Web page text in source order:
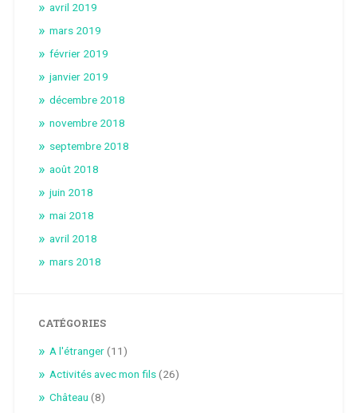
avril 2019
mars 2019
février 2019
janvier 2019
décembre 2018
novembre 2018
septembre 2018
août 2018
juin 2018
mai 2018
avril 2018
mars 2018
CATÉGORIES
A l'étranger(11)
Activités avec mon fils(26)
Château (8)